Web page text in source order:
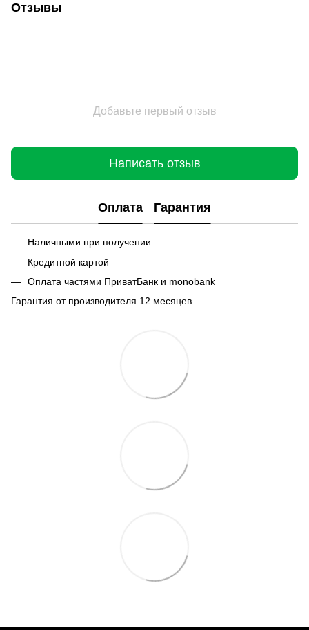
Отзывы
Добавьте первый отзыв
Написать отзыв
Оплата Гарантия
Наличными при получении
Кредитной картой
Оплата частями ПриватБанк и monobank
Гарантия от производителя 12 месяцев